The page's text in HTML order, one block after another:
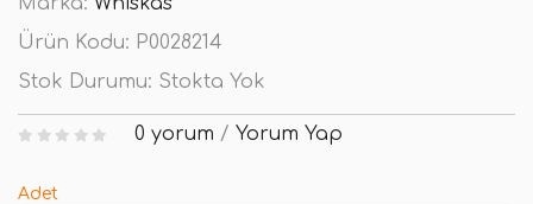
Ürün Kodu: P0028214
Stok Durumu: Stokta Yok
0 yorum / Yorum Yap
Adet